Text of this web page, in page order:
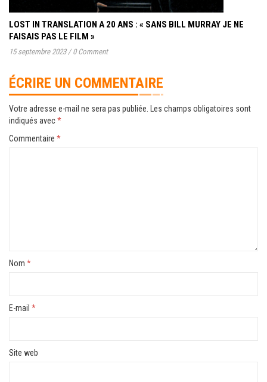
LOST IN TRANSLATION A 20 ANS : « SANS BILL MURRAY JE NE
FAISAIS PAS LE FILM »
15 septembre 2023 / 0 Comment
ÉCRIRE UN COMMENTAIRE
Votre adresse e-mail ne sera pas publiée.
Les champs obligatoires sont
indiqués avec*
Commentaire *
Nom *
E-mail *
Site web